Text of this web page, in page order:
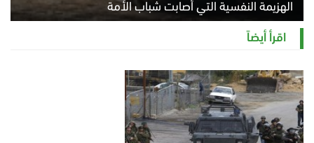
الهزيمة النفسية التي أصابت شباب الأمة
الخميس 6 أغسطس 2026 11:12 ص
اقرأ أيضاً